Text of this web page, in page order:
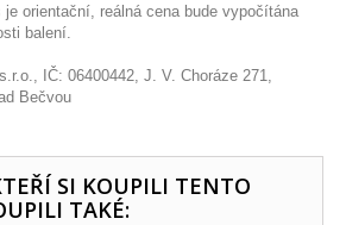
je orientační, reálná cena bude vypočítána
balení.
IČ: 06400442, J. V. Choráze 271,
Bečvou
SI KOUPILI TENTO
TAKÉ: